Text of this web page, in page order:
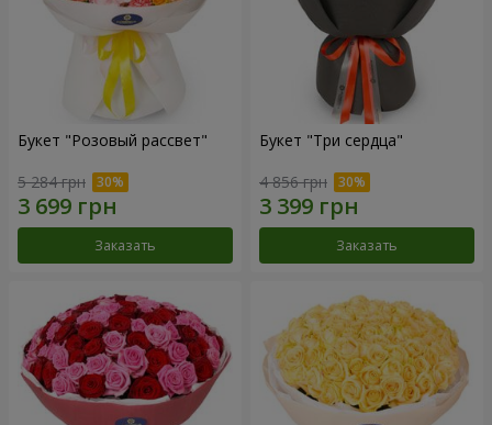
Букет "Розовый рассвет"
5 284 грн
Заказать
Букет "Три сердца"
4 856 грн
Заказать